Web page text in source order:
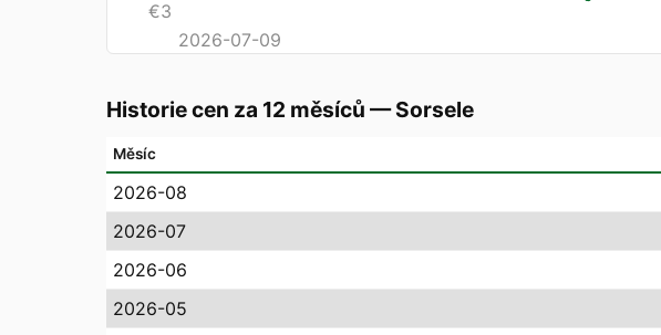
€3
2026-07-09
Historie cen za 12 měsíců —Sorsele
Měsíc
2026-08
2026-07
2026-06
2026-05